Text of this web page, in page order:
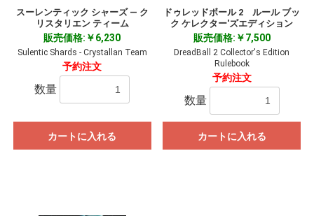
スーレンティック シャーズ ― ク
リスタリエン ティーム
販売価格:￥6,230
Sulentic Shards - Crystallan Team
予約注文
数量
カートに入れる
ドゥレッドボール 2 ルール ブッ
ク ケレクター'ズエディション
販売価格:￥7,500
DreadBall 2 Collector's Edition
Rulebook
予約注文
数量
カートに入れる